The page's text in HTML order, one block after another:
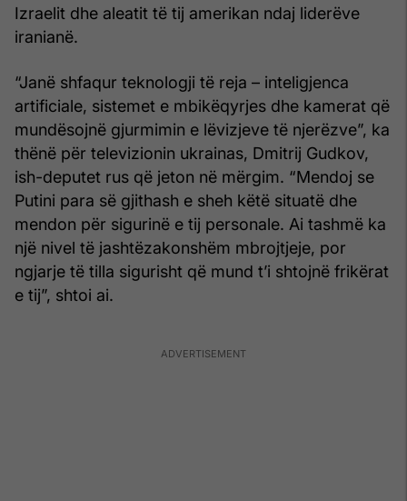
Izraelit dhe aleatit të tij amerikan ndaj liderëve
iranianë.
“Janë shfaqur teknologji të reja – inteligjenca
artificiale, sistemet e mbikëqyrjes dhe kamerat që
mundësojnë gjurmimin e lëvizjeve të njerëzve”, ka
thënë për televizionin ukrainas, Dmitrij Gudkov,
ish-deputet rus që jeton në mërgim. “Mendoj se
Putini para së gjithash e sheh këtë situatë dhe
mendon për sigurinë e tij personale. Ai tashmë ka
një nivel të jashtëzakonshëm mbrojtjeje, por
ngjarje të tilla sigurisht që mund t’i shtojnë frikërat
e tij”, shtoi ai.